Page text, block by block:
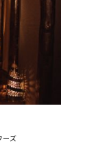
ーズ